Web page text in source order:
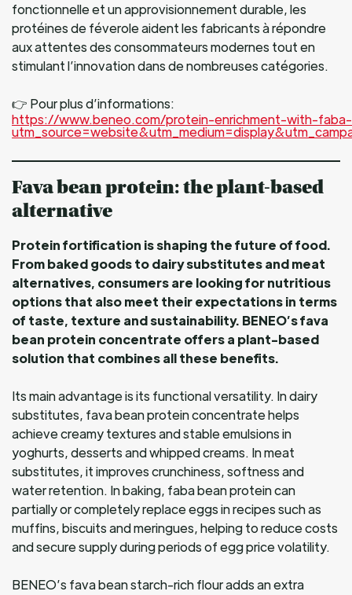
fonctionnelle et un approvisionnement durable, les
protéines de féverole aident les fabricants à répondre
aux attentes des consommateurs modernes tout en
stimulant l’innovation dans de nombreuses catégories.
👉 Pour plus d’informations:
https://www.beneo.com/protein-enrichment-with-
Fava bean protein: the plant-based
alternative
Protein fortification is shaping the future of food.
From baked goods to dairy substitutes and meat
alternatives, consumers are looking for nutritious
options that also meet their expectations in terms
of taste, texture and sustainability. BENEO’s fava
bean protein concentrate offers a plant-based
solution that combines all these benefits.
Its main advantage is its functional versatility. In dairy
substitutes, fava bean protein concentrate helps
achieve creamy textures and stable emulsions in
yoghurts, desserts and whipped creams. In meat
substitutes, it improves crunchiness, softness and
water retention. In baking, faba bean protein can
partially or completely replace eggs in recipes such as
muffins, biscuits and meringues, helping to reduce costs
and secure supply during periods of egg price volatility.
BENEO’s fava bean starch-rich flour adds an extra